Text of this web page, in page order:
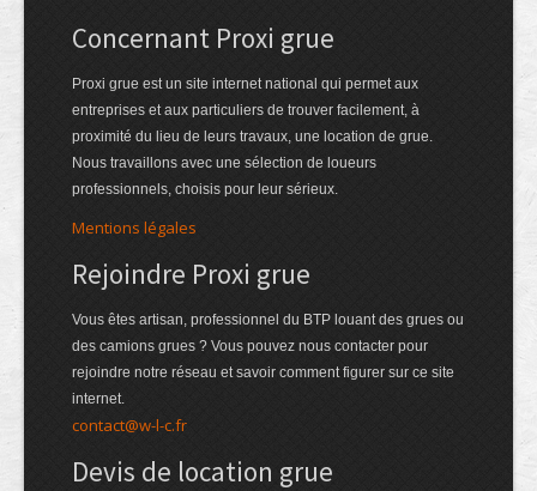
Concernant Proxi grue
Proxi grue est un site internet national qui permet aux
entreprises et aux particuliers de trouver facilement, à
proximité du lieu de leurs travaux, une location de grue.
Nous travaillons avec une sélection de loueurs
professionnels, choisis pour leur sérieux.
Mentions légales
Rejoindre Proxi grue
Vous êtes artisan, professionnel du BTP louant des grues ou
des camions grues ? Vous pouvez nous contacter pour
rejoindre notre réseau et savoir comment figurer sur ce site
internet.
contact@w-l-c.fr
Devis de location grue